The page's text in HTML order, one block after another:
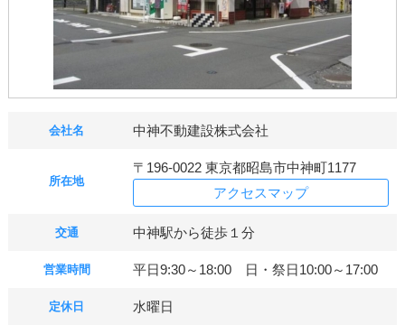
会社名 中神不動建設株式会社
所在地
〒196-0022 東京都昭島市中神町1177
アクセスマップ
交通 中神駅から徒歩１分
営業時間 平日9:30～18:00 日・祭日10:00～17:00
定休日 水曜日